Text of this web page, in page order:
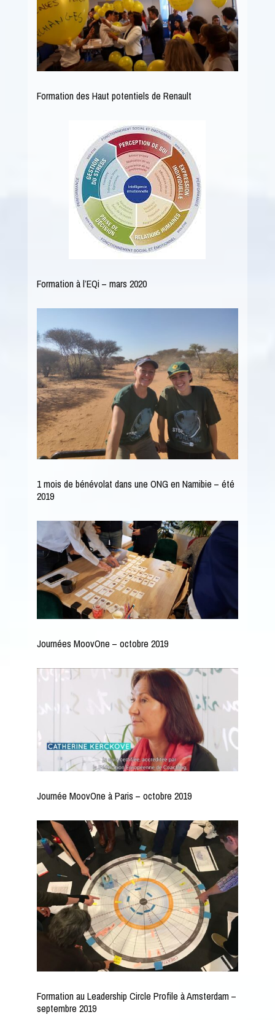
Formation des Haut potentiels de Renault
Formation à l’EQi – mars 2020
1 mois de bénévolat dans une ONG en Namibie – été
2019
Journées MoovOne – octobre 2019
Journée MoovOne à Paris – octobre 2019
Formation au Leadership Circle Profile à Amsterdam –
septembre 2019